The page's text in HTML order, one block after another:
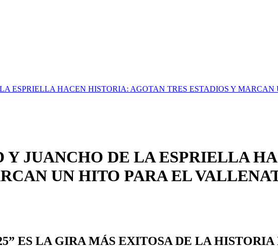
ESPRIELLA HACEN HISTORIA: AGOTAN TRES ESTADIOS Y
Y JUANCHO DE LA ESPRIELLA
UN HITO PARA EL
ES LA GIRA MÁS EXITOSA DE LA HISTORIA